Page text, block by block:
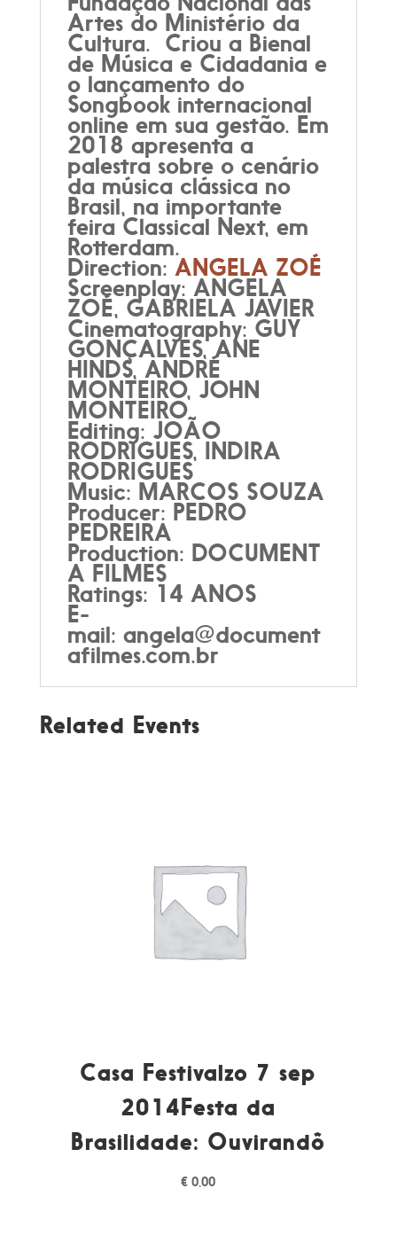
Artes do Ministério da
Cultura. Criou a Bienal
de Música e Cidadania e
o lançamento do
Songbook internacional
online em sua gestão. Em
2018 apresenta a
palestra sobre o cenário
da música clássica no
Brasil, na importante
feira Classical Next, em
Rotterdam.
Direction: ANGELA ZOÉ
Screenplay: ANGELA
ZOÉ, GABRIELA JAVIER
Cinematography: GUY
GONÇALVES, ANE
HINDS, ANDRÉ
MONTEIRO, JOHN
MONTEIRO
Editing: JOÃO
RODRIGUES, INDIRA
RODRIGUES
Music: MARCOS SOUZA
Producer: PEDRO
PEDREIRA
Production: DOCUMENT
A FILMES
Ratings: 14 ANOS
E-
mail: angela@document
afilmes.com.br
Related Events
Casa Festivalzo 7 sep
2014Festa da
Brasilidade: Ouvirandô
€ 0,00